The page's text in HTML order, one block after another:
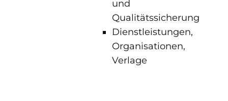
und
Qualitätssicherung
Dienstleistungen,
Organisationen,
Verlage